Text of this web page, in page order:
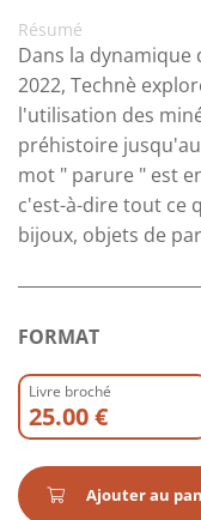
Résumé
Dans la dynamique
2022, Technè
l'utilisation des
préhistoire
mot " parure " est
c'est-à-dire tout ce
bijoux, objets de
FORMAT
Livre broché
25.00 €
Ajouter au